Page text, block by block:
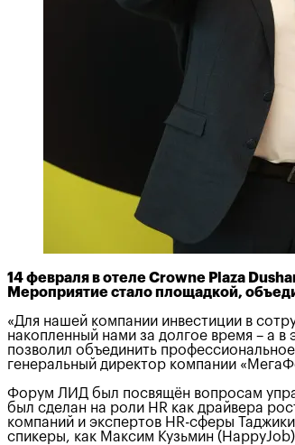
14 февраля в отеле Crowne Plaza
Мероприятие стало площадкой,
«Для нашей компании инвестиции в
накопленный нами за долгое время – а
позволил объединить
генеральный директор компании
Форум ЛИД был посвящён вопросам
был сделан на роли HR как драйвера
компаний и экспертов HR-сферы
спикеры, как Максим Кузьмин